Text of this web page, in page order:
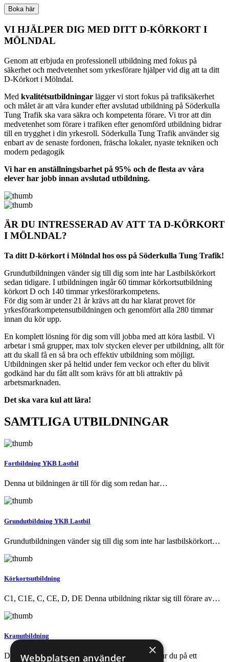
Boka här
VI HJÄLPER DIG MED DITT D-KÖRKORT I
MÖLNDAL
Genom att erbjuda en professionell utbildning med fokus på
säkerhet och medvetenhet som yrkesförare hjälper vid dig att ta ditt
D-Körkort i Mölndal.
Med kvalitétsutbildningar lägger vi stort fokus på trafiksäkerhet
och målet är att våra kunder efter avslutad utbildning på Söderkulla
Tung Trafik ska vara säkra och kompetenta förare. Vi tror att din
medvetenhet som förare i trafiken efter genomförd utbildning bidrar
till en trygghet i din yrkesroll. Söderkulla Tung Trafik använder sig
enbart av de senaste fordonen, fräscha lokaler, nyaste tekniken och
modern pedagogik
Vi har en anställningsbarhet på 95% och de flesta av våra
elever har jobb innan avslutad utbildning.
ÄR DU INTRESSERAD AV ATT TA D-KÖRKORT
I MÖLNDAL?
Ta ditt D-körkort i Mölndal hos oss på Söderkulla Tung Trafik!
Grundutbildningen vänder sig till dig som inte har Lastbilskörkort
sedan tidigare. I utbildningen ingår 60 timmar körkortsutbildning
körkort D och 140 timmar yrkesförarkompetens.
För dig som är under 21 år krävs att du har klarat provet för
yrkesförarkompetensutbildningen och genomfört alla 280 timmar
innan du kör upp.
En komplett lösning för dig som vill jobba med att köra lastbil. Vi
arbetar i små grupper, max tolv stycken elever per utbildning, allt för
att du skall få en så bra och effektiv utbildning som möjligt.
Utbildningen sker på heltid under fem veckor och efter du blivit
godkänd har du fått allt som krävs för att bli attraktiv på
arbetsmarknaden.
Det ska vara kul att lära!
SAMTLIGA UTBILDNINGAR
Fortbildning YKB Lastbil
Denna ut bildningen är till för dig som redan har…
Grundutbildning YKB Lastbil
Grundutbildningen vänder sig till dig som inte har lastbilskörkort…
Körkortsutbildning
C1, C1E, C, CE, D, DE Denna utbildning riktar sig till förare av…
Kranutbildning
Den här kursen vänder sig till dig som vill veta hur du på ett
×
Webbplatsen använder